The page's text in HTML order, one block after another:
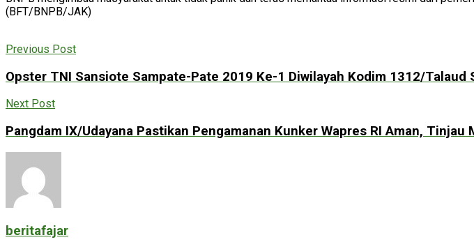
(BFT/BNPB/JAK)
Previous Post
Opster TNI Sansiote Sampate-Pate 2019 Ke-1 Diwilayah Kodim 1312/Talaud
Next Post
Pangdam IX/Udayana Pastikan Pengamanan Kunker Wapres RI Aman, Tinjau
beritafajar